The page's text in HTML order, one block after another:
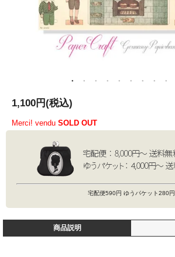
1,100円(税込)
Merci! vendu SOLD OUT
宅配便590円 ゆうパケット280円
商品説明